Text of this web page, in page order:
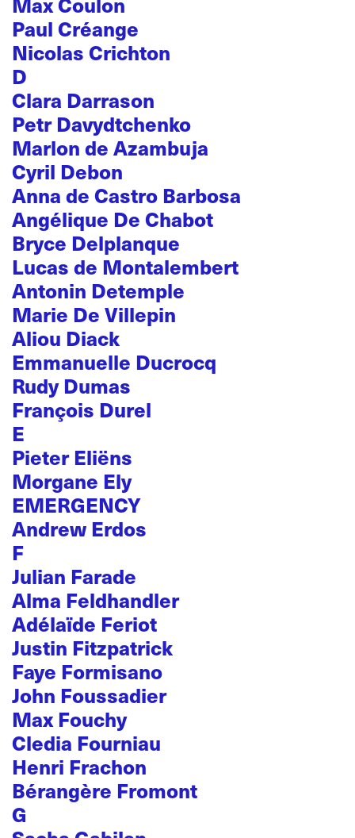
Paul Créange
Nicolas Crichton
D
Clara Darrason
Petr Davydtchenko
Marlon de Azambuja
Cyril Debon
Anna de Castro Barbosa
Angélique De Chabot
Bryce Delplanque
Lucas de Montalembert
Antonin Detemple
Marie De Villepin
Aliou Diack
Emmanuelle Ducrocq
Rudy Dumas
François Durel
E
Pieter Eliëns
Morgane Ely
EMERGENCY
Andrew Erdos
F
Julian Farade
Alma Feldhandler
Adélaïde Feriot
Justin Fitzpatrick
Faye Formisano
John Foussadier
Max Fouchy
Cledia Fourniau
Henri Frachon
Bérangère Fromont
G